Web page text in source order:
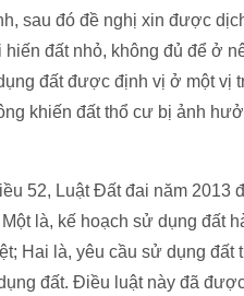
sau đó đề nghị xin được
đất nhỏ, không đủ để ở
đất được định vị ở một vị
khiến đất thổ cư bị ảnh
52, Luật Đất đai năm 2013
là, kế hoạch sử dụng đất
Hai là, yêu cầu sử dụng
đất. Điều luật này đã